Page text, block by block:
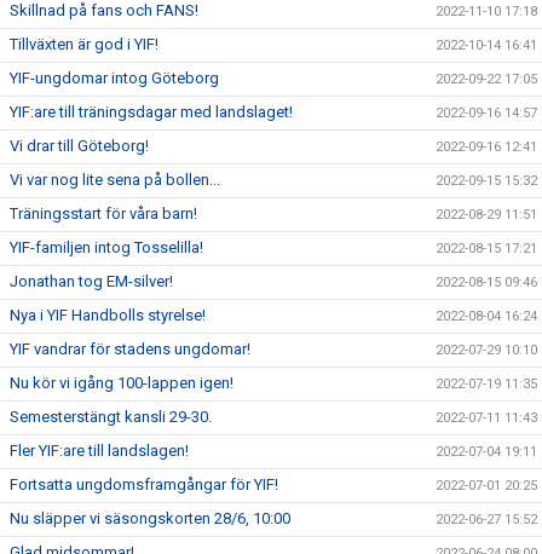
Skillnad på fans och FANS! 2022-11-10 17:18
Tillväxten är god i YIF! 2022-10-14 16:41
YIF-ungdomar intog Göteborg 2022-09-22 17:05
YIF:are till träningsdagar med landslaget! 2022-09-16 14:57
Vi drar till Göteborg! 2022-09-16 12:41
Vi var nog lite sena på bollen... 2022-09-15 15:32
Träningsstart för våra barn! 2022-08-29 11:51
YIF-familjen intog Tosselilla! 2022-08-15 17:21
Jonathan tog EM-silver! 2022-08-15 09:46
Nya i YIF Handbolls styrelse! 2022-08-04 16:24
YIF vandrar för stadens ungdomar! 2022-07-29 10:10
Nu kör vi igång 100-lappen igen! 2022-07-19 11:35
Semesterstängt kansli 29-30. 2022-07-11 11:43
Fler YIF:are till landslagen! 2022-07-04 19:11
Fortsatta ungdomsframgångar för YIF! 2022-07-01 20:25
Nu släpper vi säsongskorten 28/6, 10:00 2022-06-27 15:52